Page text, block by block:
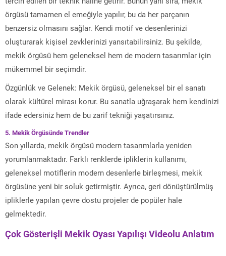
örgüsü tamamen el emeğiyle yapılır, bu da her parçanın
benzersiz olmasını sağlar. Kendi motif ve desenlerinizi
oluşturarak kişisel zevklerinizi yansıtabilirsiniz. Bu şekilde,
mekik örgüsü hem geleneksel hem de modern tasarımlar için
mükemmel bir seçimdir.
Özgünlük ve Gelenek: Mekik örgüsü, geleneksel bir el sanatı
olarak kültürel mirası korur. Bu sanatla uğraşarak hem kendinizi
ifade edersiniz hem de bu zarif tekniği yaşatırsınız.
5. Mekik Örgüsünde Trendler
Son yıllarda, mekik örgüsü modern tasarımlarla yeniden
yorumlanmaktadır. Farklı renklerde ipliklerin kullanımı,
geleneksel motiflerin modern desenlerle birleşmesi, mekik
örgüsüne yeni bir soluk getirmiştir. Ayrıca, geri dönüştürülmüş
ipliklerle yapılan çevre dostu projeler de popüler hale
gelmektedir.
Çok Gösterişli Mekik Oyası Yapılışı Videolu Anlatım